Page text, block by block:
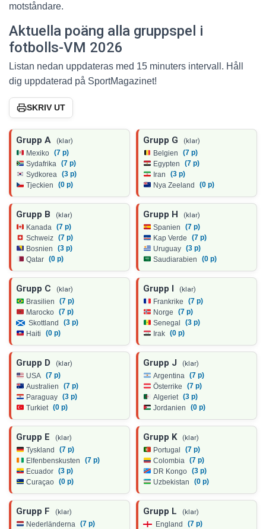
motståndare.
Aktuella poäng alla gruppspel i
fotbolls-VM 2026
Listan nedan uppdateras med 15 minuters intervall. Håll
dig uppdaterad på SportMagazinet!
SKRIV UT
Grupp A
(klar)
Mexiko (7 p)
Sydafrika
(7 p)
Sydkorea
(3 p)
Tjeckien
(0 p)
Grupp B
(klar)
Kanada
(7 p)
Schweiz (7 p)
Bosnien
(3 p)
Qatar (0 p)
Grupp C
(klar)
Brasilien
(7 p)
Marocko (7 p)
Skottland
(3 p)
Haiti
(0 p)
Grupp D
(klar)
USA (7 p)
Australien
(7 p)
Paraguay (3 p)
Turkiet (0 p)
Grupp E
(klar)
Tyskland
(7 p)
Elfenbenskusten
(7 p)
Ecuador (3 p)
Curaçao (0 p)
Grupp F
(klar)
Nederländerna
(7 p)
Grupp G
(klar)
Belgien
(7 p)
Egypten
(7 p)
Iran
(3 p)
Nya Zeeland
(0 p)
Grupp H
(klar)
Spanien
(7 p)
Kap Verde
(7 p)
Uruguay (3 p)
Saudiarabien
(0 p)
Grupp I
(klar)
Frankrike
(7 p)
Norge
(7 p)
Senegal
(3 p)
Irak (0 p)
Grupp J
(klar)
Argentina
(7 p)
Österrike
(7 p)
Algeriet (3 p)
Jordanien
(0 p)
Grupp K
(klar)
Portugal
(7 p)
Colombia
(7 p)
DR Kongo (3 p)
Uzbekistan
(0 p)
Grupp L
(klar)
England
(7 p)